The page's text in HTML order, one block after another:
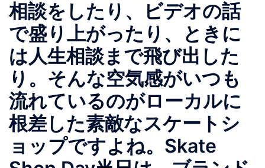
相談をしたり、ビデオの話
で盛り上がったり、ときに
は人生相談まで飛び出した
り。そんな空気感がいつも
流れているのがローカルに
根差した素敵なスケートシ
ョップですよね。Skate